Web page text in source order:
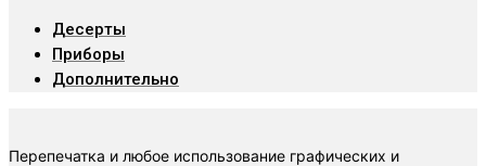
Десерты
Приборы
Дополнительно
Перепечатка и любое использование графических и